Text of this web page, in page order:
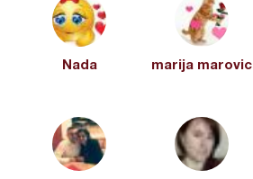
Nada marija marovic